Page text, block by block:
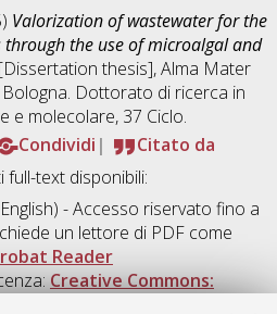
Valorization of wastewater for the
the use of microalgal and
thesis], Alma Mater
Dottorato di ricerca in
e molecolare, 37 Ciclo.
Condividi
Citato da
full-text disponibili:
- Accesso riservato fino a
un lettore di PDF come
Reader
Creative Commons: